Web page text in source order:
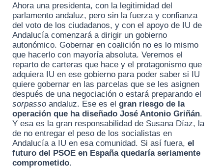
Ahora una presidenta, con la legitimidad del
parlamento andaluz, pero sin la fuerza y confianza
del voto de los ciudadanos, y con el apoyo de IU de
Andalucía comenzará a dirigir un gobierno
autonómico. Gobernar en coalición no es lo mismo
que hacerlo con mayoría absoluta. Veremos el
reparto de carteras que hace y el protagonismo que
adquiera IU en ese gobierno para poder saber si IU
quiere gobernar en las parcelas que se les asignen
después de una negociación o estará preparando el
sorpasso andaluz. Ese es el gran riesgo de la
operación que ha diseñado José Antonio Griñán.
Y esa es la gran responsabilidad de Susana Díaz, la
de no entregar el peso de los socialistas en
Andalucía a IU en esa comunidad. Si así fuera, el
futuro del PSOE en España quedaría seriamente
comprometido.